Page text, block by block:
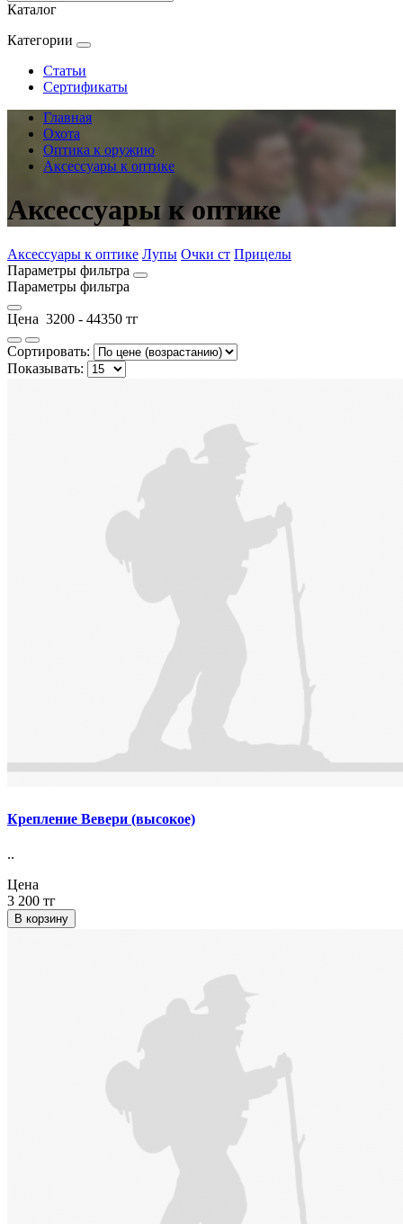
Каталог
Категории
Статьи
Сертификаты
Главная
Охота
Оптика к оружию
Аксессуары к оптике
Аксессуары к оптике
Аксессуары к оптике Лупы Очки ст Прицелы
Параметры фильтра
Параметры фильтра
Цена 3200 - 44350 тг
Сортировать:
Показывать:
Крепление Вевери (высокое)
..
Цена
3 200 тг
В корзину